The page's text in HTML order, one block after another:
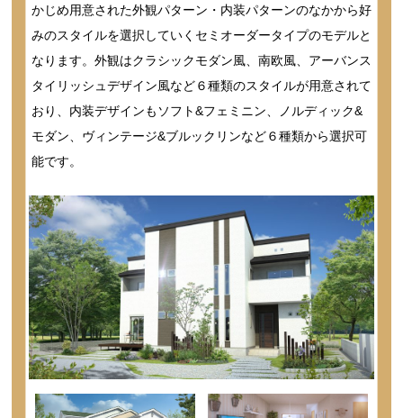
かじめ用意された外観パターン・内装パターンのなかから好
みのスタイルを選択していくセミオーダータイプのモデルと
なります。外観はクラシックモダン風、南欧風、アーバンス
タイリッシュデザイン風など６種類のスタイルが用意されて
おり、内装デザインもソフト&フェミニン、ノルディック&
モダン、ヴィンテージ&ブルックリンなど６種類から選択可
能です。